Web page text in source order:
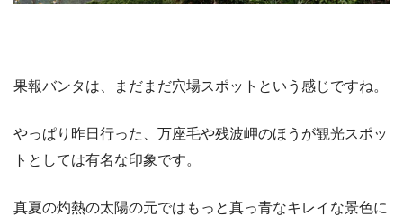
果報バンタは、まだまだ穴場スポットという感じですね。
やっぱり昨日行った、万座毛や残波岬のほうが観光スポッ
トとしては有名な印象です。
真夏の灼熱の太陽の元ではもっと真っ青なキレイな景色に